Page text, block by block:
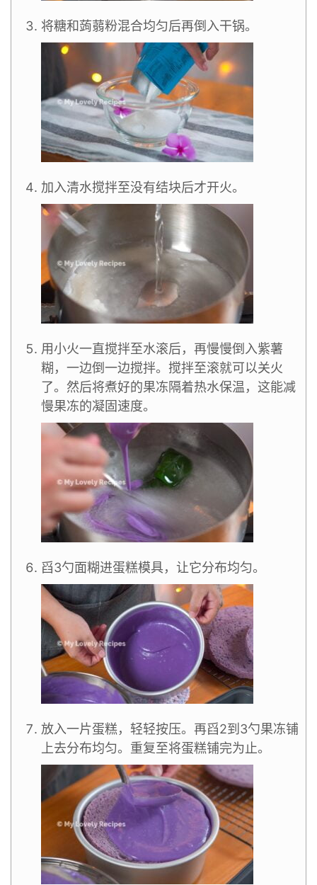
将糖和蒟蒻粉混合均匀后再倒入干锅。
加入清水搅拌至没有结块后才开火。
用小火一直搅拌至水滚后，再慢慢倒入紫薯
糊，一边倒一边搅拌。搅拌至滚就可以关火
了。然后将煮好的果冻隔着热水保温，这能减
慢果冻的凝固速度。
舀3勺面糊进蛋糕模具，让它分布均匀。
放入一片蛋糕，轻轻按压。再舀2到3勺果冻铺
上去分布均匀。重复至将蛋糕铺完为止。